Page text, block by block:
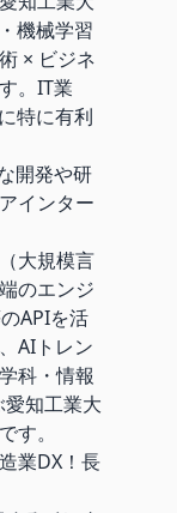
機械学習
× ビジネ
。IT業
特に有利
開発や研
インター
大規模言
のエンジ
APIを活
AIトレン
科・情報
知工業大
す。
業DX！長